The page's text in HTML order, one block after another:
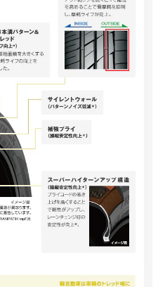
す
る